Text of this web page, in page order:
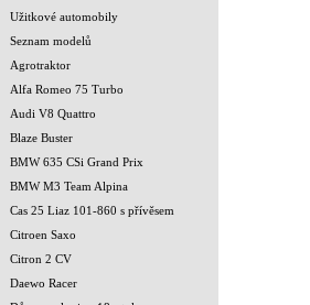
Užitkové automobily
Seznam modelů
Agrotraktor
Alfa Romeo 75 Turbo
Audi V8 Quattro
Blaze Buster
BMW 635 CSi Grand Prix
BMW M3 Team Alpina
Cas 25 Liaz 101-860 s přívěsem
Citroen Saxo
Citron 2 CV
Daewo Racer